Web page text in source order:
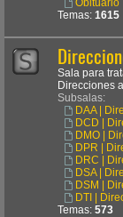
Obituario
Temas: 1615
Sala para
Direcciones
Subsalas:
DAA |
DCD |
DMO |
DPR |
DRC |
DSA |
DSM |
DTI |
Temas: 573